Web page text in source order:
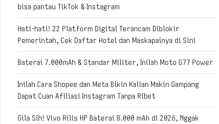
bisa pantau TikTok & Instagram
Hati-hati! 22 Platform Digital Terancam Diblokir
Pemerintah, Cek Daftar Hotel dan Maskapainya di Sini
Baterai 7.000mAh & Standar Militer, Inilah Moto G77 Power
Inilah Cara Shopee dan Meta Bikin Kalian Makin Gampang
Dapat Cuan Afiliasi Instagram Tanpa Ribet
Gila Sih! Vivo Rilis HP Baterai 8.000 mAh di 2026, Nggak